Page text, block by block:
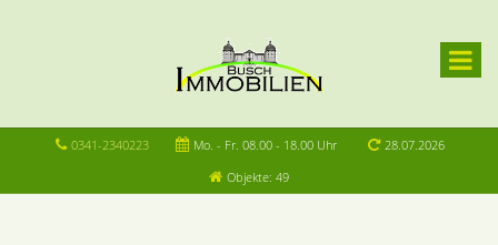
0341-2340223 Mo. - Fr. 08.00 - 18.00 Uhr
28.07.2026
Objekte: 49